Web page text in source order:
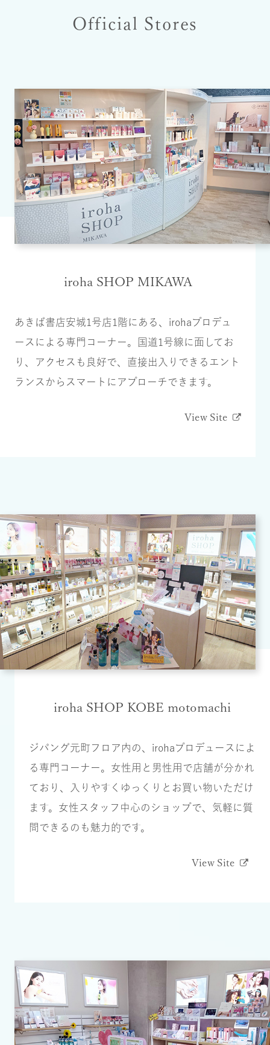
Official Stores
iroha SHOP MIKAWA
あきば書店安城1号店1階にある、irohaプロデュ
ースによる専門コーナー。国道1号線に面してお
り、アクセスも良好で、直接出入りできるエント
ランスからスマートにアプローチできます。
View Site
iroha SHOP KOBE motomachi
ジパング元町フロア内の、irohaプロデュースによ
る専門コーナー。女性用と男性用で店舗が分かれ
ており、入りやすくゆっくりとお買い物いただけ
ます。女性スタッフ中心のショップで、気軽に質
問できるのも魅力的です。
View Site